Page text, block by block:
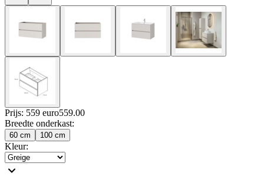
Prijs: 559 euro559.00
Breedte onderkast:
60 cm 100 cm
Kleur: